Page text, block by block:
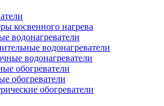
косвенного нагрева
водонагреватели
водонагреватели
водонагреватели
обогреватели
обогреватели
обогреватели